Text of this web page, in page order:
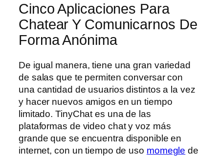
Cinco Aplicaciones Para
Chatear Y Comunicarnos De
Forma Anónima
De igual manera, tiene una gran variedad
de salas que te permiten conversar con
una cantidad de usuarios distintos a la vez
y hacer nuevos amigos en un tiempo
limitado. TinyChat es una de las
plataformas de video chat y voz más
grande que se encuentra disponible en
internet, con un tiempo de uso momegle de